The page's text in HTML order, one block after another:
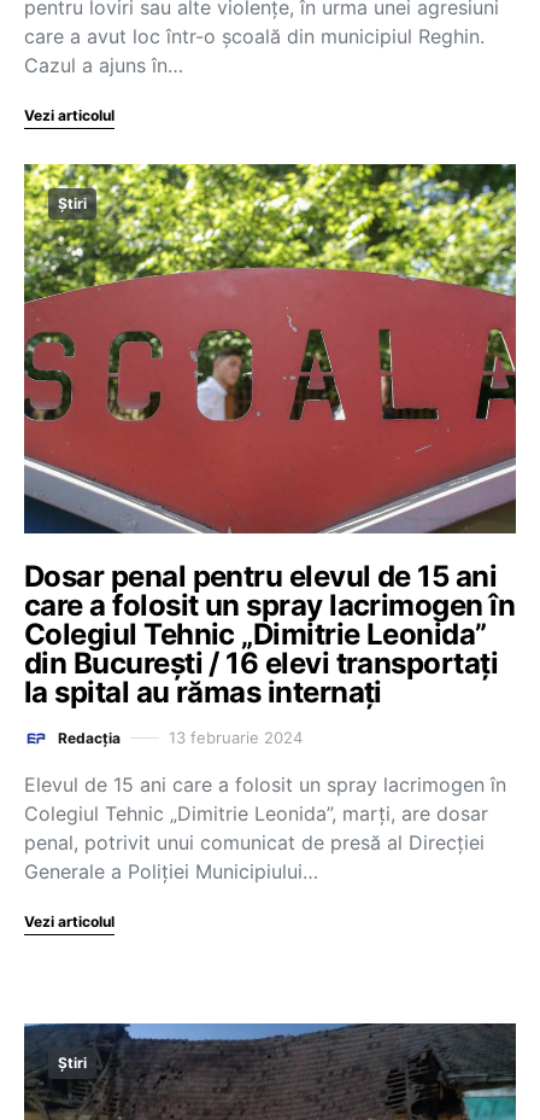
pentru loviri sau alte violenţe, în urma unei agresiuni
care a avut loc într-o şcoală din municipiul Reghin.
Cazul a ajuns în…
Vezi articolul
Știri
Dosar penal pentru elevul de 15 ani
care a folosit un spray lacrimogen în
Colegiul Tehnic „Dimitrie Leonida”
din București / 16 elevi transportați
la spital au rămas internați
Redacția 13 februarie 2024
Elevul de 15 ani care a folosit un spray lacrimogen în
Colegiul Tehnic „Dimitrie Leonida”, marți, are dosar
penal, potrivit unui comunicat de presă al Direcţiei
Generale a Poliţiei Municipiului…
Vezi articolul
Știri